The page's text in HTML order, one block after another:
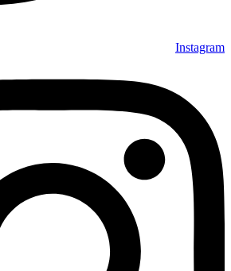
Instagram